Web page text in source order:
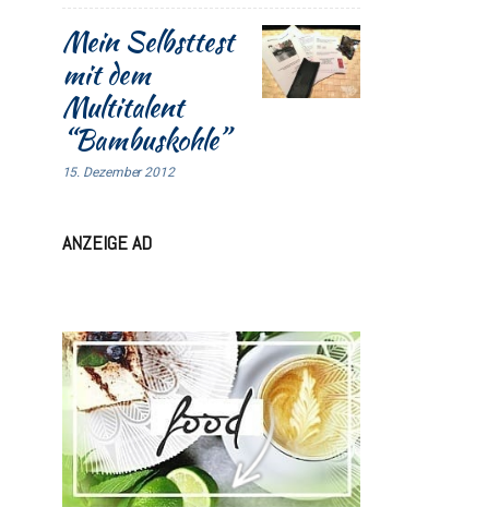
Mein Selbsttest
mit dem
Multitalent
“Bambuskohle”
15. Dezember 2012
ANZEIGE AD